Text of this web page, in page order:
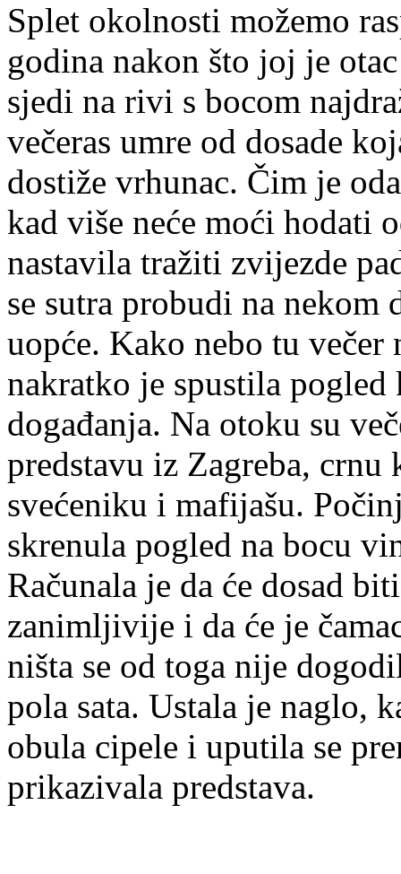
Splet okolnosti možemo
godina nakon što joj je
sjedi na rivi s bocom
večeras umre od dosade
dostiže vrhunac. Čim je
kad više neće moći hodati
nastavila tražiti zvijezde
se sutra probudi na
uopće. Kako nebo tu
nakratko je spustila
događanja. Na otoku su
predstavu iz Zagreba,
svećeniku i mafijašu.
skrenula pogled na bocu
Računala je da će dosad
zanimljivije i da će je
ništa se od toga nije
pola sata. Ustala je naglo,
obula cipele i uputila se
prikazivala predstava.